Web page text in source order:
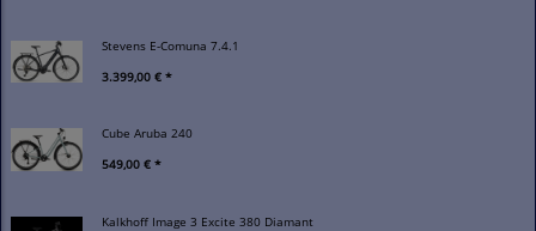
Stevens E-Comuna 7.4.1
3.399,00 € *
Cube Aruba 240
549,00 € *
Kalkhoff Image 3 Excite 380 Diamant